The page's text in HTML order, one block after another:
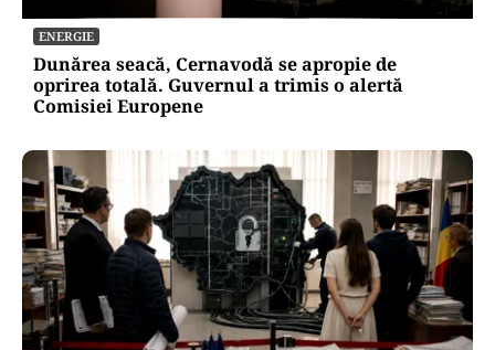
ENERGIE
Dunărea seacă, Cernavodă se apropie de
oprirea totală. Guvernul a trimis o alertă
Comisiei Europene